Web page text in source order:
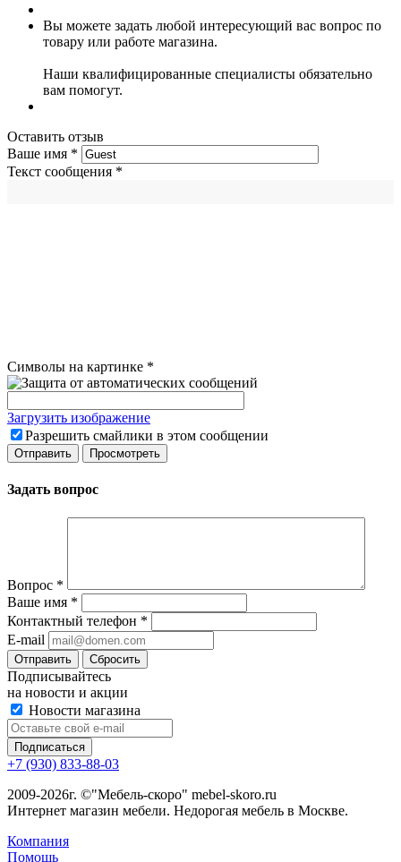
Вы можете задать любой интересующий вас вопрос по
товару или работе магазина.
Наши квалифицированные специалисты обязательно
вам помогут.
Оставить отзыв
Ваше имя *
Текст сообщения *
Символы на картинке *
Загрузить изображение
Разрешить смайлики в этом сообщении
Задать вопрос
Вопрос *
Ваше имя *
Контактный телефон *
E-mail
Сбросить
Подписывайтесь
на новости и акции
Новости магазина
+7 (930) 833-88-03
2009-2026г. ©"Мебель-скоро" mebel-skoro.ru
Интернет магазин мебели. Недорогая мебель в Москве.
Компания
Помощь